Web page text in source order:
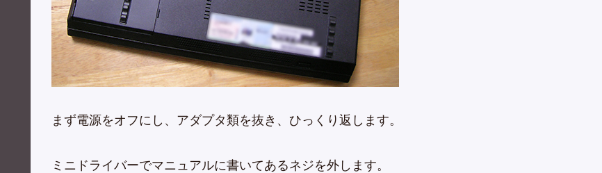
まず電源をオフにし、アダプタ類を抜き、ひっくり返します。
ミニドライバーでマニュアルに書いてあるネジを外します。